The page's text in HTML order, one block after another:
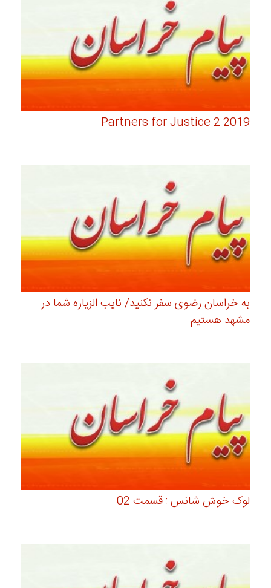
Partners for Justice 2 2019
به خراسان رضوی سفر نکنید/ نایب الزیاره شما در
مشهد هستیم
لوک خوش شانس : قسمت 02